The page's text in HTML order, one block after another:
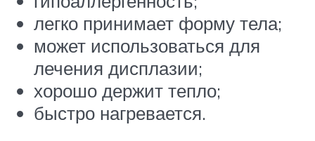
легко принимает форму тела;
может использоваться для
лечения дисплазии;
хорошо держит тепло;
быстро нагревается.